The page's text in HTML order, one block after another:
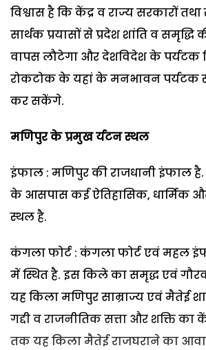
विश्वास है कि केंद्र व राज्य सरकारों
सार्थक प्रयासों से प्रदेश शांति व समृद्धि
वापस लौटेगा और देशविदेश के पर्यटक
रोकटोक के यहां के मनभावन पर्यटक
कर सकेंगे.
मणिपुर के प्रमुख र्यटन स्थल
इंफाल : मणिपुर की राजधानी इंफाल
के आसपास कई ऐतिहासिक, धार्मिक
स्थल है.
कंगला फोर्ट : कंगला फोर्ट एवं महल
में स्थित है. इस किले का समृद्ध एवं
यह किला मणिपुर साम्राज्य एवं मैतेई
गद्दी व राजनीतिक सत्ता और शक्ति का
तक यह किला मैतेई राजघराने का